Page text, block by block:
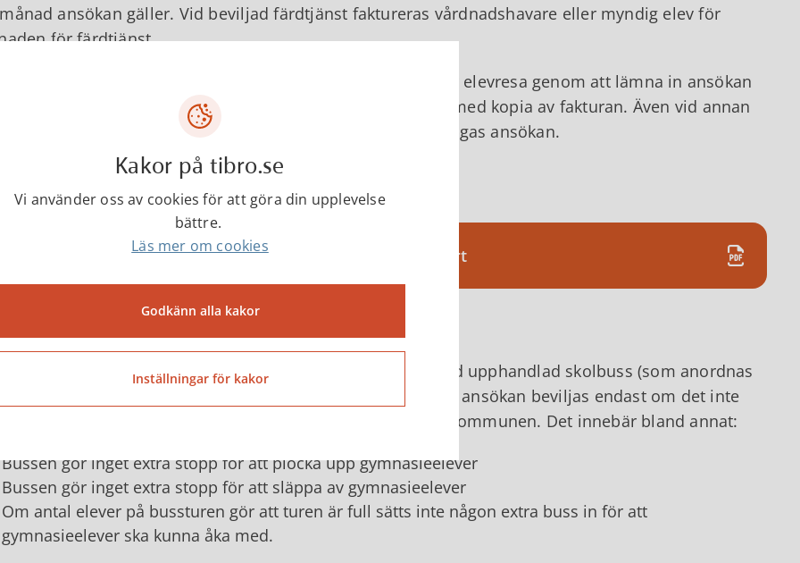
ansökan gäller. Vid beviljad färdtjänst faktureras vårdnadshavare eller myndig elev för
för färdtjänst.
eller myndig elev kan sedan söka ersättning för elevresa genom att lämna in ansökan
de faktiska kostnaderna för färdtjänsten, tillsammans med kopia av fakturan. Även vid annan
av annan transport ska underlag som styrker summan bifogas ansökan.
om ersättning görs på blanketten nedan:
Blankett - Underlag för ersättning vid annan transport
skolbuss i mån av plats
kan ansöka om att åka med befintliga turer med upphandlad skolbuss (som anordnas
ramen för skolskjutsreglementet) i mån av plats. En sådan ansökan beviljas endast om det inte
några organisatoriska och ekonomiska svårigheter för kommunen. Det innebär bland annat:
Bussen gör inget extra stopp för att plocka upp gymnasieelever
Bussen gör inget extra stopp för att släppa av gymnasieelever
Om antal elever på bussturen gör att turen är full sätts inte någon extra buss in för att
gymnasieelever ska kunna åka med.
Kakor på tibro.se
Vi använder oss av cookies för att göra din upplevelse
bättre.
Läs mer om cookies
Godkänn alla kakor
Inställningar för kakor